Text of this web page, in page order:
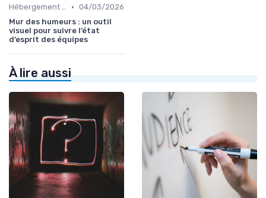
Hébergement et Maintenance Web • 04/03/2026
Mur des humeurs : un outil
visuel pour suivre l’état
d’esprit des équipes
À lire aussi